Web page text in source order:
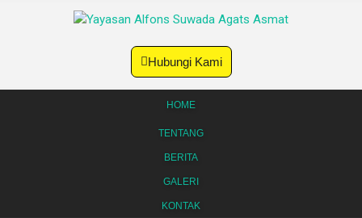
Hubungi Kami
HOME
TENTANG
BERITA
GALERI
KONTAK